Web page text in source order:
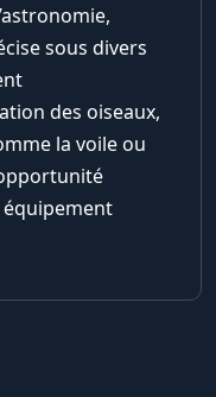
sous divers
des oiseaux,
la voile ou
équipement